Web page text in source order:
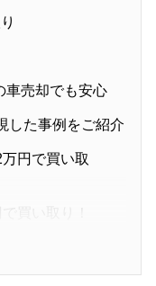
車売却でも安心
した事例をご紹介
円で買い取
万円で買い取